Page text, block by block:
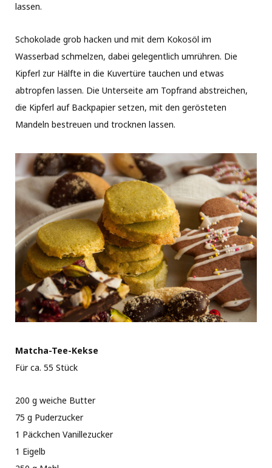
lassen.
Schokolade grob hacken und mit dem Kokosöl im
Wasserbad schmelzen, dabei gelegentlich umrühren. Die
Kipferl zur Hälfte in die Kuvertüre tauchen und etwas
abtropfen lassen. Die Unterseite am Topfrand abstreichen,
die Kipferl auf Backpapier setzen, mit den gerösteten
Mandeln bestreuen und trocknen lassen.
Matcha-Tee-Kekse
Für ca. 55 Stück
200 g weiche Butter
75 g Puderzucker
1 Päckchen Vanillezucker
1 Eigelb